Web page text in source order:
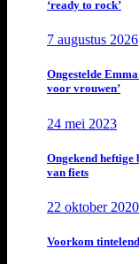
‘ready to rock’
7 augustus 2026
Ongestelde
voor vrouwen’
24 mei 2023
Ongekend
van fiets
22 oktober 2020
Voorkom